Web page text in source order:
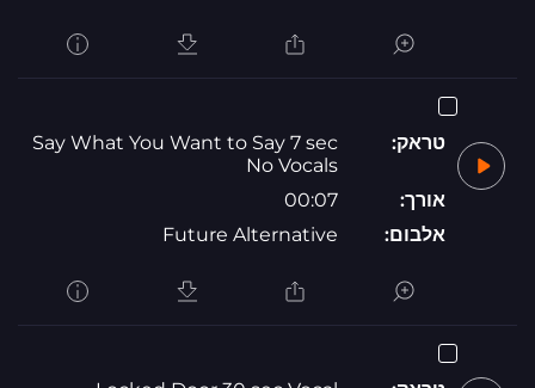
טראק:
Say What You Want to Say 7 sec
No Vocals
אורך:
00:07
אלבום:
Future Alternative